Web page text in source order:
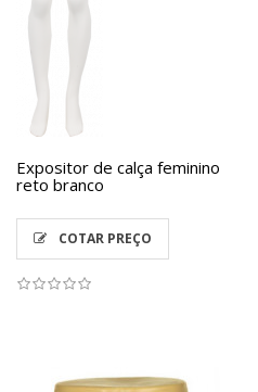
Expositor de calça feminino
reto branco
COTAR PREÇO